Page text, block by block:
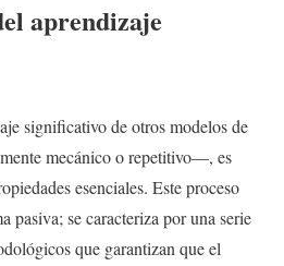
aprendizaje
significativo de otros modelos de
mecánico o repetitivo—, es
esenciales. Este proceso
pasiva; se caracteriza por una serie
que garantizan que el